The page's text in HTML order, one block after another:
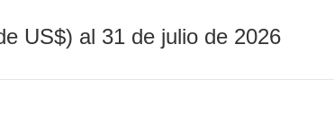
US$) al 31 de julio de 2026